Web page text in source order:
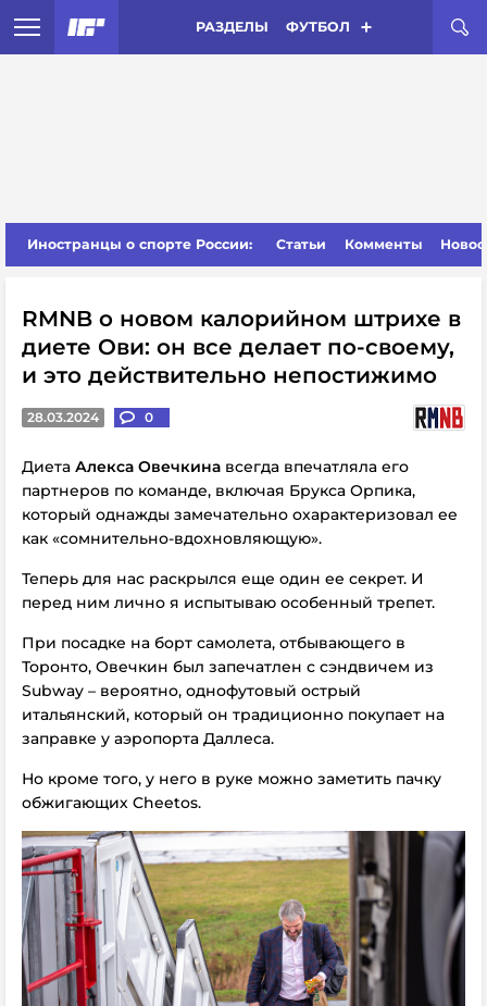
РАЗДЕЛЫ ФУТБОЛ
Иностранцы о спорте России: Статьи Комменты
RMNB о новом калорийном штрихе в
диете Ови: он все делает по-своему,
и это действительно непостижимо
28.03.2024 0
Диета Алекса Овечкина всегда впечатляла его
партнеров по команде, включая Брукса Орпика,
который однажды замечательно охарактеризовал ее
как «сомнительно-вдохновляющую».
Теперь для нас раскрылся еще один ее секрет. И
перед ним лично я испытываю особенный трепет.
При посадке на борт самолета, отбывающего в
Торонто, Овечкин был запечатлен с сэндвичем из
Subway – вероятно, однофутовый острый
итальянский, который он традиционно покупает на
заправке у аэропорта Даллеса.
Но кроме того, у него в руке можно заметить пачку
обжигающих Cheetos.